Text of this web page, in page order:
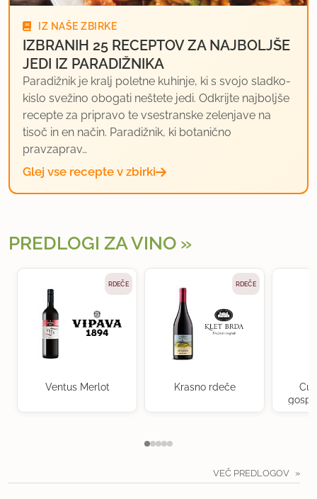
IZ NAŠE ZBIRKE
IZBRANIH 25 RECEPTOV ZA NAJBOLJŠE
JEDI IZ PARADIŽNIKA
Paradižnik je kralj poletne kuhinje, ki s svojo sladko-
kislo svežino obogati neštete jedi. Odkrijte najboljše
recepte za pripravo te vsestranske zelenjave na
tisoč in en način. Paradižnik, ki botanično
pravzaprav…
Glej vse recepte v zbirki
PREDLOGI ZA VINO
RDEČE
Ventus Merlot
RDEČE
Krasno rdeče
VEČ PREDLOGOV